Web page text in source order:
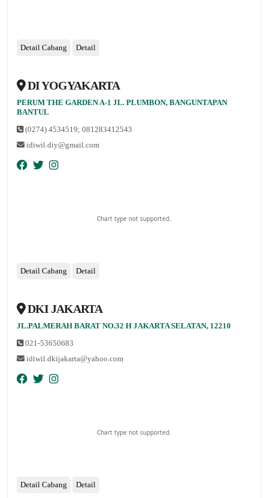
Detail Cabang Detail
DI YOGYAKARTA
PERUM THE GARDEN A-1 JL. PLUMBON, BANGUNTAPAN
BANTUL
(0274) 4534519; 081283412543
idiwil.diy@gmail.com
Chart type not supported.
Detail Cabang Detail
DKI JAKARTA
JL.PALMERAH BARAT NO.32 H JAKARTA SELATAN, 12210
021-53650683
idiwil.dkijakarta@yahoo.com
Chart type not supported.
Detail Cabang Detail